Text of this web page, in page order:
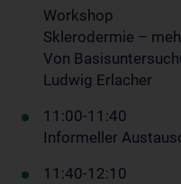
Workshop
Sklerodermie –
Von
Ludwig Erlacher
11:00-11:40
Informeller
11:40-12:10